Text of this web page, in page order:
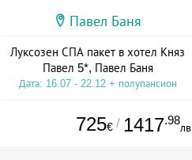
Павел Баня
Луксозен СПА пакет в хотел Княз
Павел 5*, Павел Баня
Дата: 16.07 - 22.12 + полупансион
725€ / 1417.98
лв.